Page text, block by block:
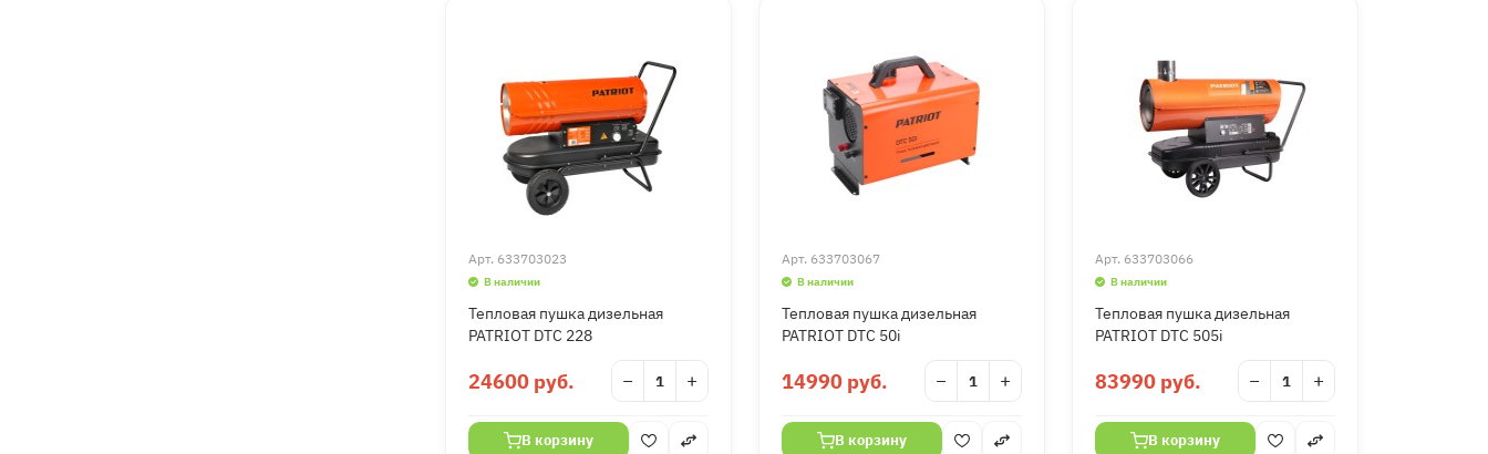
Арт. 633703023
В наличии
Тепловая пушка дизельная
PATRIOT DTC 228
24600 руб. − +
В корзину
Арт. 633703067
В наличии
Тепловая пушка дизельная
PATRIOT DTC 50i
14990 руб. − +
В корзину
Арт. 633703066
В наличии
Тепловая пушка дизельная
PATRIOT DTС 505i
83990 руб. − +
В корзину